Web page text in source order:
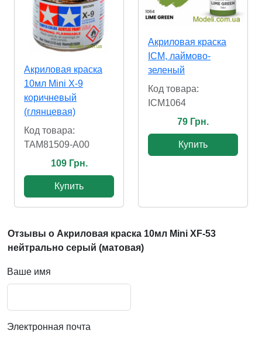
Акриловая краска
10мл Mini X-9
коричневый
(глянцевая)
Код товара:
TAM81509-A00
109 Грн.
Купить
Акриловая краска
ICM, лаймово-
зеленый
Код товара:
ICM1064
79 Грн.
Купить
Отзывы о Акриловая краска 10мл Mini XF-53
нейтрально серый (матовая)
Ваше имя
Электронная почта